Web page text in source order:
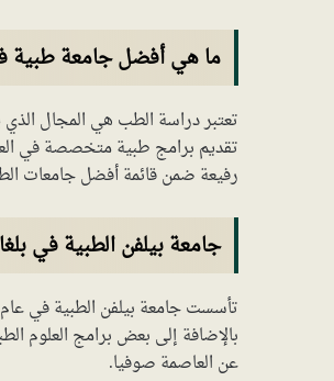
ما هي أفضل جامعة طبية
تعتبر دراسة الطب هي المجال الذي
تقديم برامج طبية متخصصة في
رفيعة ضمن قائمة أفضل جامعات
جامعة بيلفن الطبية في
عن العاصمة صوفيا.